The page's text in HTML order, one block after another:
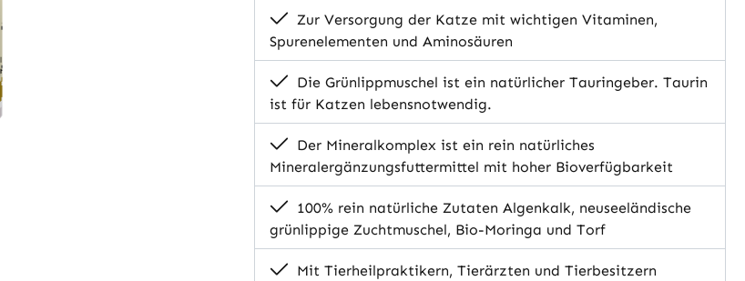
Zur Versorgung der Katze mit wichtigen Vitaminen,
Spurenelementen und Aminosäuren
Die Grünlippmuschel ist ein natürlicher Tauringeber. Taurin
ist für Katzen lebensnotwendig.
Der Mineralkomplex ist ein rein natürliches
Mineralergänzungsfuttermittel mit hoher Bioverfügbarkeit
100% rein natürliche Zutaten Algenkalk, neuseeländische
grünlippige Zuchtmuschel, Bio-Moringa und Torf
Mit Tierheilpraktikern, Tierärzten und Tierbesitzern